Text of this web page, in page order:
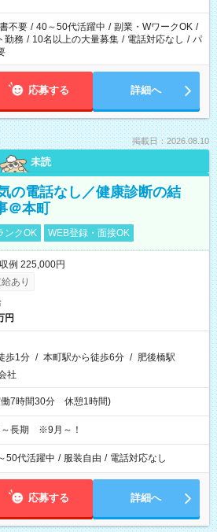
不要 / 40～50代活躍中 / 副業・WワークOK /
勤務 / 10名以上の大量募集 / 電話対応なし / パ
応募する 詳細へ
掲載日：2026.08.10
未読
の電話なし／健康診断の結
＠本町
ンクOK WEB登録・面接OK
例 225,000円
あり
円
歩1分 / 本町駅から徒歩6分 / 肥後橋駅
社
7時間30分 休憩1時間)
～長期 ※9月～！
50代活躍中 / 服装自由 / 電話対応なし
応募する 詳細へ